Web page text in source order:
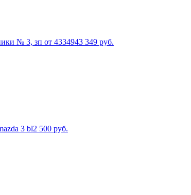
№ 3, зп от 4334943 349 руб.
3 bl2 500 руб.